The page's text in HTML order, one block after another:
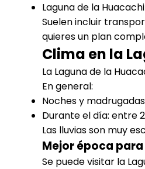
Laguna de la
Suelen incluir
quieres un plan
Clima en la
La Laguna de la
En general:
Noches y
Durante el día: entre
Las lluvias son muy
Mejor época
Se puede visitar la